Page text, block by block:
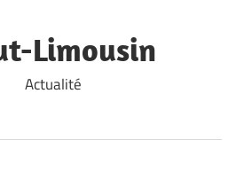
Limousin
Actualité